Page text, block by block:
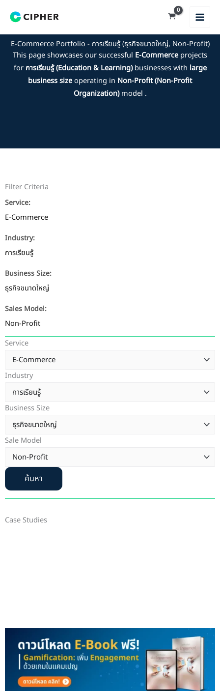
E-Commerce Portfolio - การเรียนรู้ (ธุรกิจขนาดใหญ่, Non-Profit)
This page showcases our successful E-Commerce projects
for การเรียนรู้ (Education & Learning)businesses with large
business sizeoperating in Non-Profit (Non-Profit
Organization)model .
Filter Criteria
Service:
E-Commerce
Industry:
การเรียนรู้
Business Size:
ธุรกิจขนาดใหญ่
Sales Model:
Non-Profit
Service
Industry
Business Size
Sale Model
ค้นหา
Case Studies